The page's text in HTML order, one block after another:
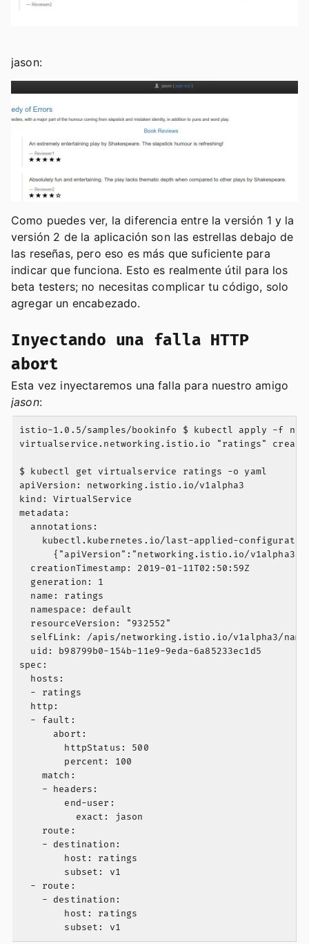
jason:
Como puedes ver, la diferencia entre la versión 1 y la
versión 2 de la aplicación son las estrellas debajo de
las reseñas, pero eso es más que suficiente para
indicar que funciona. Esto es realmente útil para los
beta testers; no necesitas complicar tu código, solo
agregar un encabezado.
Inyectando una falla HTTP
abort
Esta vez inyectaremos una falla para nuestro amigo
jason:
istio-1.0.5/samples/bookinfo $ kubectl apply -f
virtualservice.networking.istio.io "ratings"
$ kubectl get virtualservice ratings -o yaml
apiVersion: networking.istio.io/v1alpha3
kind: VirtualService
metadata:
  annotations:
kubectl.kubernetes.io/last-applied-
{"apiVersion":"networking.istio.io/
  creationTimestamp: 2019-01-11T02:50:59Z
  generation: 1
  name: ratings
  namespace: default
  resourceVersion: "932552"
selfLink: /apis/networking.istio.io/v1alpha3/
  uid: b98799b0-154b-11e9-9eda-6a85233ec1d5
spec:
  hosts:
  - ratings
  http:
  - fault:
      abort:
        httpStatus: 500
        percent: 100
    match:
    - headers:
        end-user:
          exact: jason
    route:
    - destination:
        host: ratings
        subset: v1
  - route:
    - destination:
        host: ratings